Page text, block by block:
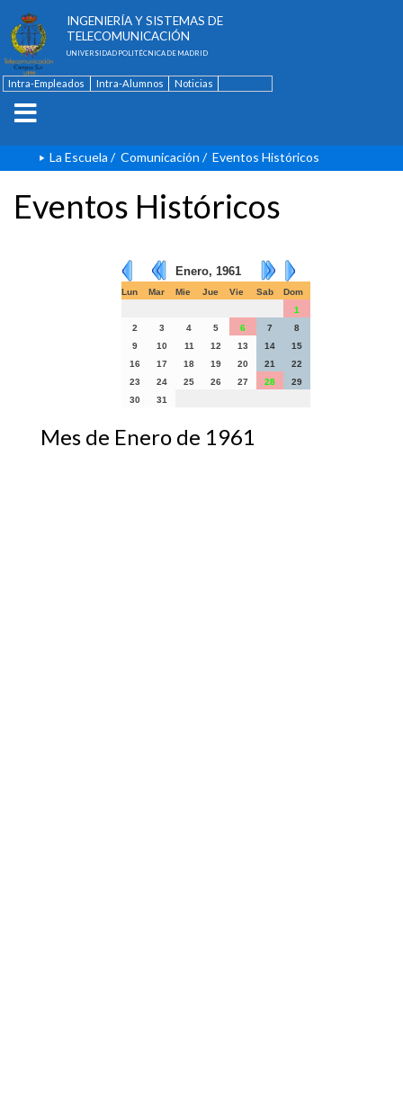
INGENIERÍA Y SISTEMAS DE
TELECOMUNICACIÓN
UNIVERSIDAD POLITÉCNICA DE MADRID
Intra-Empleados Intra-Alumnos
Noticias
La Escuela / Comunicación / Eventos Históricos
Eventos Históricos
Enero, 1961
Lun Mar Mie Jue Vie Sab
Dom
1
2
3 4 5 6 7
8
9
10 11 12 13 14
15
16
17 18 19 20 21
22
23
24 25 26 27 28
29
30
31
Mes de Enero de 1961